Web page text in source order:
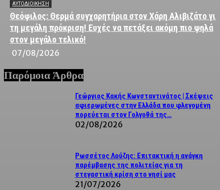
ΑΥΤΟΔΙΟΙΚΗΣΗ
Θεόφιλος: Θερμά συγχαρητήρια στον Χάρη Αλιβιζάτο για
τη μεγάλη πρόκριση! Ευχές να πετάξει ακόμη πιο ψηλά
στον μεγάλο τελικό!
07/08/2026
Παρόμοια Άρθρα
Γεώργιος Κακής Κωνσταντινάτος | Σκέψεις
αφιερωμένες στην Ελλάδα που φλεγομένη
πορεύεται στον Γολγοθά της…
02/08/2026
Ρωσσέτος Λούζης: Επιτακτική η ανάγκη
παρέμβασης της πολιτείας για τη
στεγαστική κρίση στο νησί μας
21/07/2026